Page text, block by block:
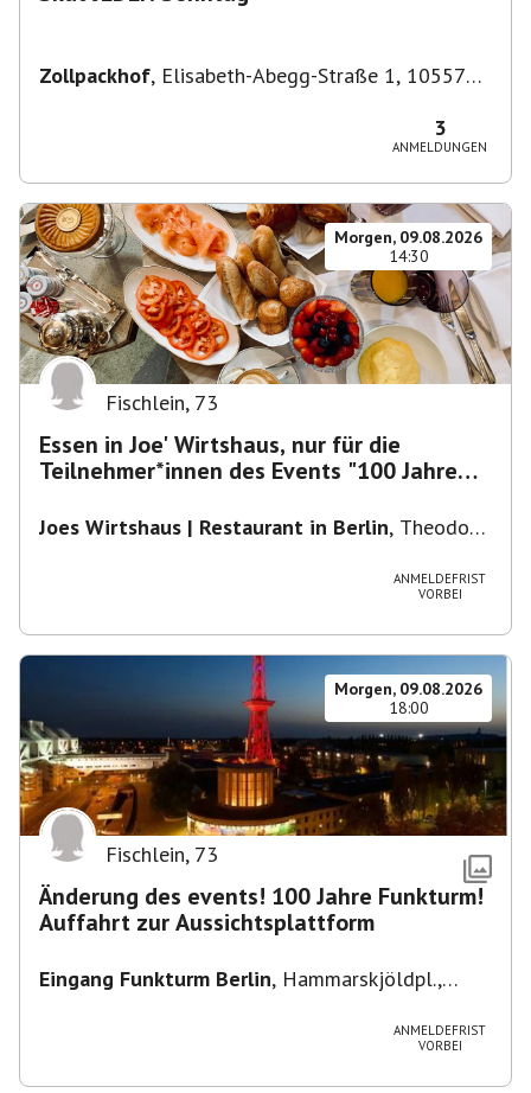
Zollpackhof, Elisabeth-Abegg-Straße 1, 10557
3
ANMELDUNGEN
Morgen, 09.08.2026
14:30
Fischlein, 73
Essen in Joe' Wirtshaus, nur für die
Teilnehmer*innen des Events "100 Jahre
Joes Wirtshaus | Restaurant in Berlin, Theodor-
ANMELDEFRIST
VORBEI
Morgen, 09.08.2026
18:00
Fischlein, 73
Änderung des events! 100 Jahre Funkturm!
Auffahrt zur Aussichtsplattform
Eingang Funkturm Berlin, Hammarskjöldpl.,
ANMELDEFRIST
VORBEI